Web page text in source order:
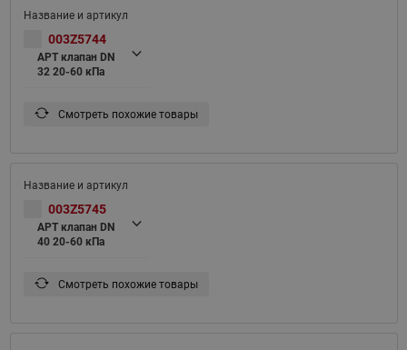
003Z5744
APT клапан DN
32 20-60 кПа
Смотреть похожие товары
003Z5745
APT клапан DN
40 20-60 кПа
Смотреть похожие товары